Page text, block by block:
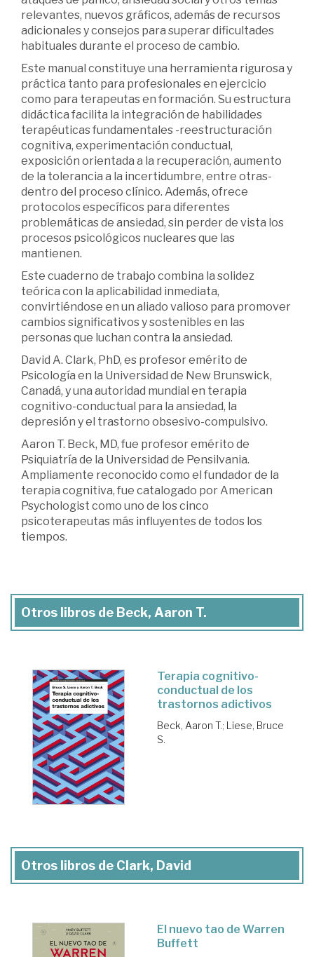
relevantes, nuevos gráficos, además de recursos
adicionales y consejos para superar dificultades
habituales durante el proceso de cambio.
Este manual constituye una herramienta rigurosa y
práctica tanto para profesionales en ejercicio
como para terapeutas en formación. Su estructura
didáctica facilita la integración de habilidades
terapéuticas fundamentales -reestructuración
cognitiva, experimentación conductual,
exposición orientada a la recuperación, aumento
de la tolerancia a la incertidumbre, entre otras-
dentro del proceso clínico. Además, ofrece
protocolos específicos para diferentes
problemáticas de ansiedad, sin perder de vista los
procesos psicológicos nucleares que las
mantienen.
Este cuaderno de trabajo combina la solidez
teórica con la aplicabilidad inmediata,
convirtiéndose en un aliado valioso para promover
cambios significativos y sostenibles en las
personas que luchan contra la ansiedad.
David A. Clark, PhD, es profesor emérito de
Psicología en la Universidad de New Brunswick,
Canadá, y una autoridad mundial en terapia
cognitivo-conductual para la ansiedad, la
depresión y el trastorno obsesivo-compulsivo.
Aaron T. Beck, MD, fue profesor emérito de
Psiquiatría de la Universidad de Pensilvania.
Ampliamente reconocido como el fundador de la
terapia cognitiva, fue catalogado por American
Psychologist como uno de los cinco
psicoterapeutas más influyentes de todos los
tiempos.
Otros libros de Beck, Aaron T.
Terapia cognitivo-
conductual de los
trastornos adictivos
Beck, Aaron T.; Liese, Bruce
S.
Otros libros de Clark, David
El nuevo tao de Warren
Buffett